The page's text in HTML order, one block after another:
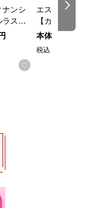
する
ナンシ
ラス…
お気に入りに登録する
エスプリ スウィート
【カタログギフ…
本体
税込
次の商品